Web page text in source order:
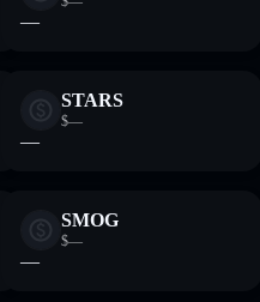
—
STARS
$—
—
SMOG
$—
—